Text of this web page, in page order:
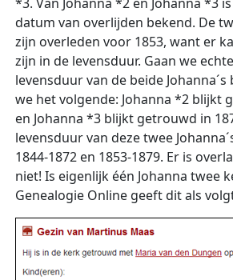
datum van overlijden bekend. De
zijn overleden voor 1853, want er
zijn in de levensduur. Gaan we
levensduur van de beide
we het volgende: Johanna *2 blijkt
en Johanna *3 blijkt getrouwd in
levensduur van deze twee
1844-1872 en 1853-1879. Er is
niet! Is eigenlijk één Johanna twee
Genealogie Online geeft dit als